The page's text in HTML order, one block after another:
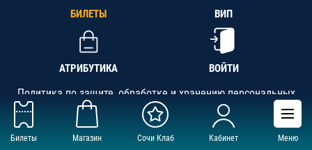
Билеты Магазин Сочи Клаб Кабинет Меню
БИЛЕТЫ ВИП
АТРИБУТИКА ВОЙТИ
Политика по защите, обработке и хранению персональных
данных
АНО «СК «Кубань-Регион», ОГРН 1142300002349,